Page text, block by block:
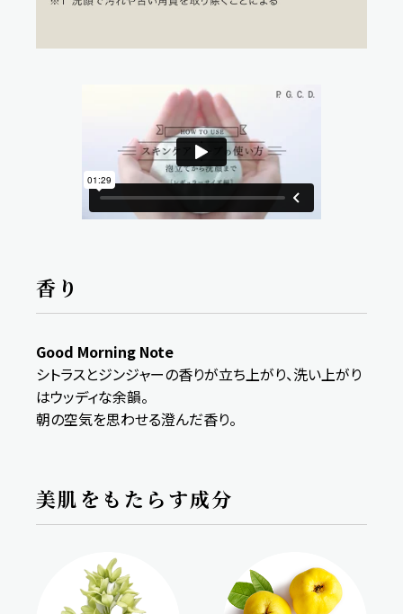
香り
Good Morning Note
シトラスとジンジャーの香りが立ち上がり、洗い上がり
はウッディな余韻。
朝の空気を思わせる澄んだ香り。
美肌をもたらす成分